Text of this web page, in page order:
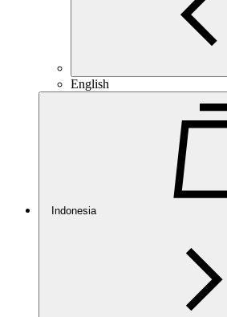
English
Indonesia